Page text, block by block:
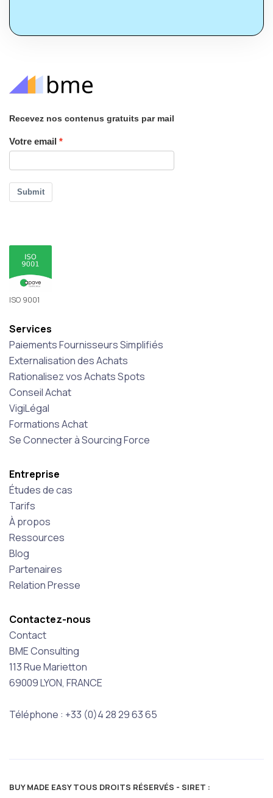
Recevez nos contenus gratuits par mail
Votre email
Submit
ISO 9001
Services
Paiements Fournisseurs Simplifiés
Externalisation des Achats
Rationalisez vos Achats Spots
Conseil Achat
VigiLégal
Formations Achat
Se Connecter à Sourcing Force
Entreprise
Études de cas
Tarifs
À propos
Ressources
Blog
Partenaires
Relation Presse
Contactez-nous
Contact
BME Consulting
113 Rue Marietton
69009 LYON, FRANCE
Téléphone : +33 (0)4 28 29 63 65
BUY MADE EASY TOUS DROITS RÉSERVÉS - SIRET :